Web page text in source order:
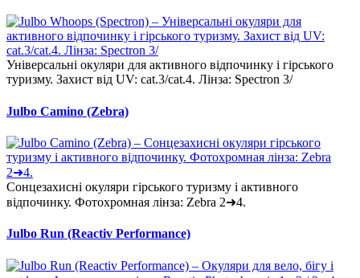
Універсальні окуляри для активного відпочинку і гірського
туризму. Захист від UV: cat.3/cat.4. Лінза: Spectron 3/
Julbo Camino (Zebra)
Сонцезахисні окуляри гірського туризму і активного
відпочинку. Фотохромная лінза: Zebra 2➜4.
Julbo Run (Reactiv Performance)